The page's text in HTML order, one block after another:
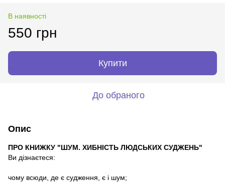
В наявності
550 грн
Купити
До обраного
Опис
ПРО КНИЖКУ "ШУМ. ХИБНІСТЬ ЛЮДСЬКИХ СУДЖЕНЬ"
Ви дізнаєтеся:
чому всюди, де є судження, є і шум;